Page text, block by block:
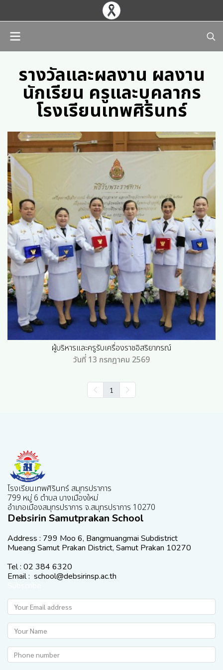
รางวัลและผลงาน ผลงาน
นักเรียน ครูและบุคลากร
โรงเรียนเทพศิรินทร์
ผู้บริหารและครูรับเครื่องราชอิสริยาภรณ์
วันที่ 13 กรกฎาคม 2569
1
โรงเรียนเทพศิรินทร์ สมุทรปราการ
799 หมู่ 6 ตำบล บางเมืองใหม่
อำเภอเมืองสมุทรปราการ จ.สมุทรปราการ 10270
Debsirin Samutprakan School
Address : 799 Moo 6, Bangmuangmai Subdistrict
Mueang Samut Prakan District, Samut Prakan 10270
Tel : 02 384 6320
Email : school@debsirinsp.ac.th